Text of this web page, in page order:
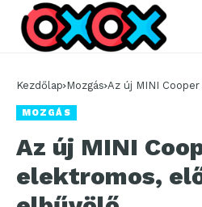
Kezdőlap Mozgás Az új MINI
MOZGÁS
Az új MINI
elektromos,